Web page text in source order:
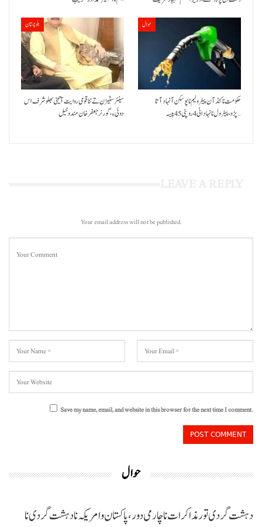
بلوچستان
سینئر سٹیزن تے ننا قومی روایت آتیٹی بھلو شرف اس
دوئی ءِ،گورنر جعفرخان مندوخیل
حوال
حکومت نا کنڈ آن پیٹرولیم نا پوسکن آ نہاد آتا
پڑو،پیٹرول نا نہاد اٹی 4 روپئی 45 پیسہ…
Your email address will not be published.
Save my name, email, and website in this browser for the next time I comment.
حوال
دہشت گردی تور مذاکرات نا چارمی دور،پاکستان و امریکہ نا دہشت گردی نا